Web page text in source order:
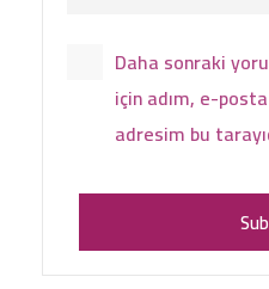
Daha sonraki
için adım, e-
adresim bu